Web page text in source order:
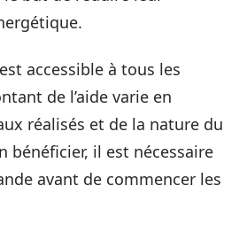
accessible à tous les
de l’aide varie en
réalisés et de la nature du
bénéficier, il est nécessaire
avant de commencer les